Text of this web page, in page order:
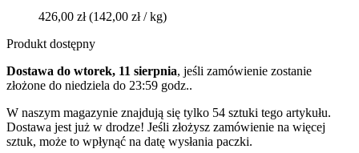
426,00 zł(142,00 zł / kg)
Produkt dostępny
Dostawa do wtorek, 11 sierpnia, jeśli zamówienie zostanie
złożone do niedziela do 23:59 godz..
W naszym magazynie znajdują się tylko 54 sztuki tego artykułu.
Dostawa jest już w drodze! Jeśli złożysz zamówienie na więcej
sztuk, może to wpłynąć na datę wysłania paczki.